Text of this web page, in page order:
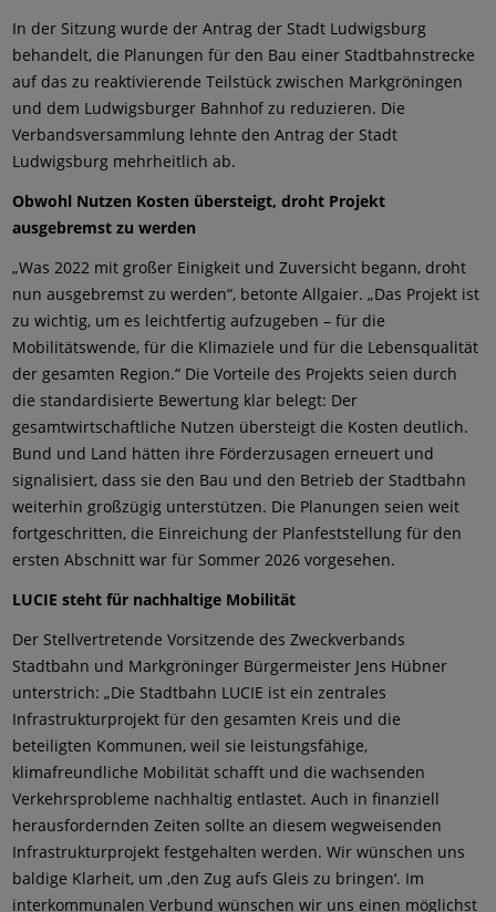
In der Sitzung wurde der Antrag der Stadt Ludwigsburg
behandelt, die Planungen für den Bau einer Stadtbahnstrecke
auf das zu reaktivierende Teilstück zwischen Markgröningen
und dem Ludwigsburger Bahnhof zu reduzieren. Die
Verbandsversammlung lehnte den Antrag der Stadt
Ludwigsburg mehrheitlich ab.
Obwohl Nutzen Kosten übersteigt, droht Projekt
ausgebremst zu werden
„Was 2022 mit großer Einigkeit und Zuversicht begann, droht
nun ausgebremst zu werden“, betonte Allgaier. „Das Projekt ist
zu wichtig, um es leichtfertig aufzugeben – für die
Mobilitätswende, für die Klimaziele und für die Lebensqualität
der gesamten Region.“ Die Vorteile des Projekts seien durch
die standardisierte Bewertung klar belegt: Der
gesamtwirtschaftliche Nutzen übersteigt die Kosten deutlich.
Bund und Land hätten ihre Förderzusagen erneuert und
signalisiert, dass sie den Bau und den Betrieb der Stadtbahn
weiterhin großzügig unterstützen. Die Planungen seien weit
fortgeschritten, die Einreichung der Planfeststellung für den
ersten Abschnitt war für Sommer 2026 vorgesehen.
LUCIE steht für nachhaltige Mobilität
Der Stellvertretende Vorsitzende des Zweckverbands
Stadtbahn und Markgröninger Bürgermeister Jens Hübner
unterstrich: „Die Stadtbahn LUCIE ist ein zentrales
Infrastrukturprojekt für den gesamten Kreis und die
beteiligten Kommunen, weil sie leistungsfähige,
klimafreundliche Mobilität schafft und die wachsenden
Verkehrsprobleme nachhaltig entlastet. Auch in finanziell
herausfordernden Zeiten sollte an diesem wegweisenden
Infrastrukturprojekt festgehalten werden. Wir wünschen uns
baldige Klarheit, um ,den Zug aufs Gleis zu bringen‘. Im
interkommunalen Verbund wünschen wir uns einen möglichst